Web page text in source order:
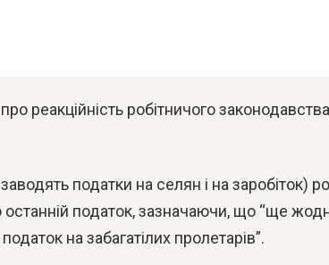
реакційність робітничого
податки на селян і на заробіток)
останній податок, зазначаючи, що “ще
на забагатілих пролетарів”.